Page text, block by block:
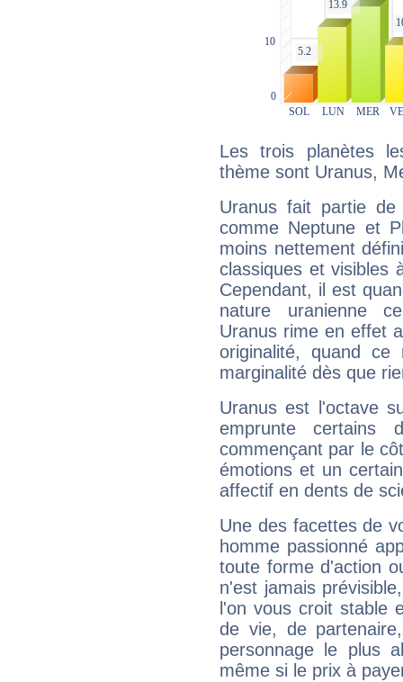
Les trois planètes
thème sont Uranus,
Uranus fait partie
comme Neptune et
moins nettement
classiques et visibles
Cependant, il est
nature uranienne
Uranus rime en effet
originalité, quand ce
marginalité dès que
Uranus est l'octave
emprunte
commençant par le
émotions et un
affectif en dents de
Une des facettes de
homme passionné
toute forme d'action
n'est jamais
l'on vous croit stable
de vie, de
personnage le plus
même si le prix à